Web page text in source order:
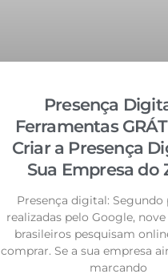
Presença
Ferramentas
Criar a Presença
Sua Empresa do
Presença digital: Segundo
realizadas pelo Google, nove
brasileiros pesquisam
comprar. Se a sua empresa
marcando